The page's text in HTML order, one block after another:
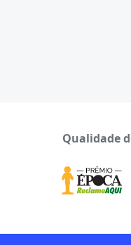
Qualidade